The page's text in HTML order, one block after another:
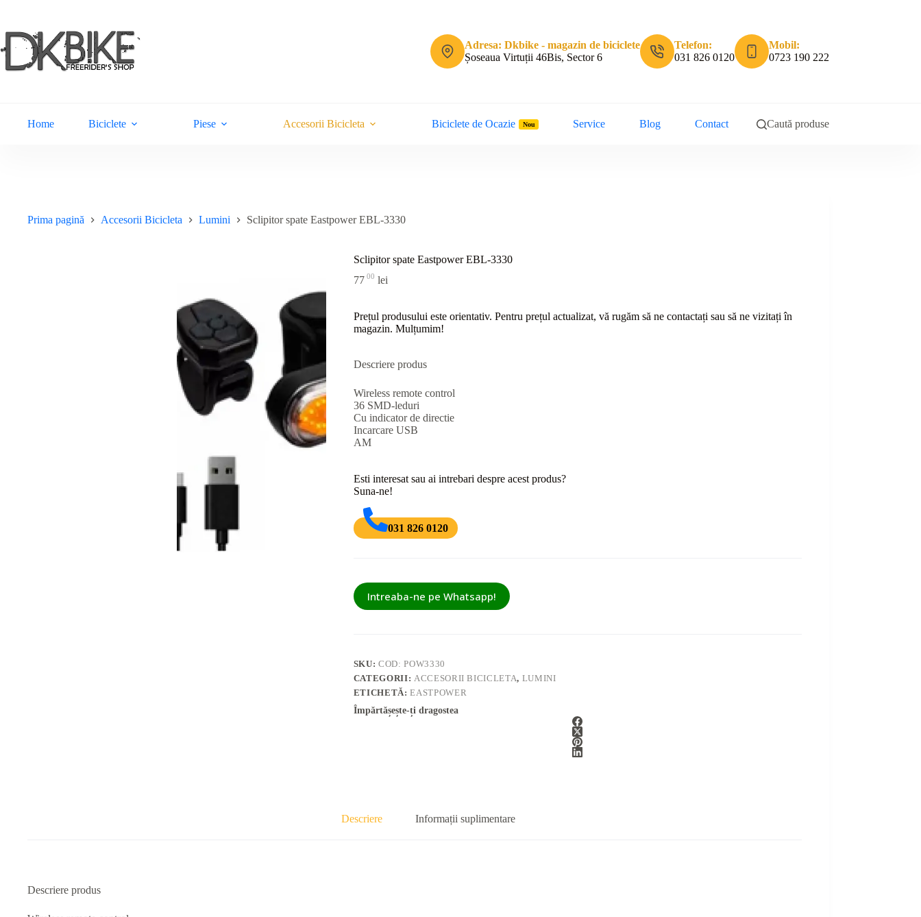
conținut
Adresa: Dkbike - magazin de biciclete
Șoseaua Virtuții 46Bis, Sector 6
Telefon:
031 826 0120
Mobil:
0723 190 222
Home Biciclete Piese Accesorii Bicicleta Biciclete de Ocazie Nou Service Blog Contact Caută produse
Prima pagină Accesorii Bicicleta Lumini Sclipitor spate Eastpower EBL-3330
Sclipitor spate Eastpower EBL-3330
7700 lei
Prețul produsului este orientativ. Pentru prețul actualizat, vă rugăm să ne contactați sau să ne vizitați în
magazin. Mulțumim!
Descriere produs
Wireless remote control
36 SMD-leduri
Cu indicator de directie
Incarcare USB
AM
Esti interesat sau ai intrebari despre acest produs?
Suna-ne!
031 826 0120
Intreaba-ne pe Whatsapp!
SKU:COD: POW3330
CATEGORII: ACCESORII BICICLETA, LUMINI
ETICHETĂ:EASTPOWER
Împărtășește-ți dragostea
Descriere Informații suplimentare
Descriere produs